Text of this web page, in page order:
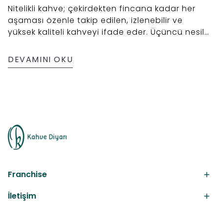
Nitelikli kahve; çekirdekten fincana kadar her
aşaması özenle takip edilen, izlenebilir ve
yüksek kaliteli kahveyi ifade eder. Üçüncü nesil
teknikleri ve kahve deneyimini merkeze alır.
DEVAMINI OKU
Franchise
İletişim